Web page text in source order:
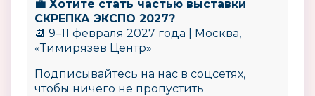
💼 Хотите стать частью выставки
СКРЕПКА ЭКСПО 2027?
📆 9–11 февраля 2027 года | Москва,
«Тимирязев Центр»
Подписывайтесь на нас в соцсетях,
чтобы ничего не пропустить